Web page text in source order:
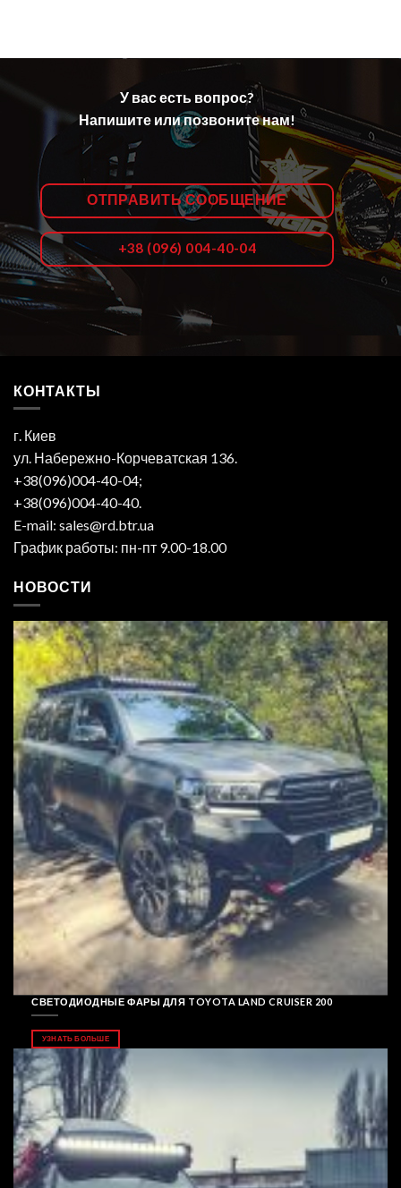
У вас есть вопрос?
Напишите или позвоните нам!
ОТПРАВИТЬ СООБЩЕНИЕ
+38 (096) 004-40-04
КОНТАКТЫ
г. Киев
ул. Набережно-Корчеватская 136.
+38(096)004-40-04;
+38(096)004-40-40.
E-mail: sales@rd.btr.ua
График работы: пн-пт 9.00-18.00
НОВОСТИ
СВЕТОДИОДНЫЕ ФАРЫ ДЛЯ TOYOTA LAND CRUISER 200
УЗНАТЬ БОЛЬШЕ